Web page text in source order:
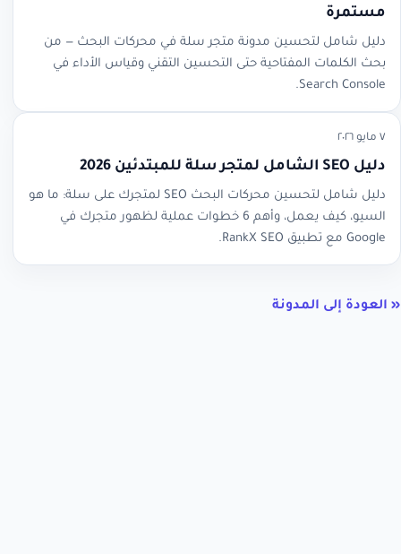
مستمرة
دليل شامل لتحسين مدونة متجر سلة في محركات البحث — من
بحث الكلمات المفتاحية حتى التحسين التقني وقياس الأداء في
Search Console.
٧ مايو ٢٠٢٦
دليل SEO الشامل لمتجر سلة للمبتدئين 2026
دليل شامل لتحسين محركات البحث SEO لمتجرك على سلة: ما هو
السيو، كيف يعمل، وأهم 6 خطوات عملية لظهور متجرك في
Google مع تطبيق RankX SEO.
« العودة إلى المدونة